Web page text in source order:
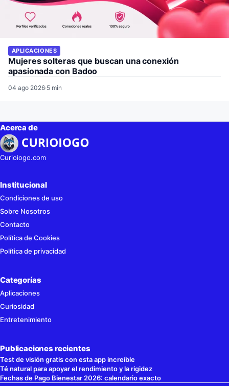
APLICACIONES
Mujeres solteras que buscan una conexión
apasionada con Badoo
04 ago 2026·5 min
Acerca de
Curioiogo.com
Institucional
Condiciones de uso
Sobre Nosotros
Contacto
Política de Cookies
Política de privacidad
Categorías
Aplicaciones
Curiosidad
Entretenimiento
Publicaciones recientes
Test de visión gratis con esta app increíble
Té natural para apoyar el rendimiento y la rigidez
Fechas de Pago Bienestar 2026: calendario exacto